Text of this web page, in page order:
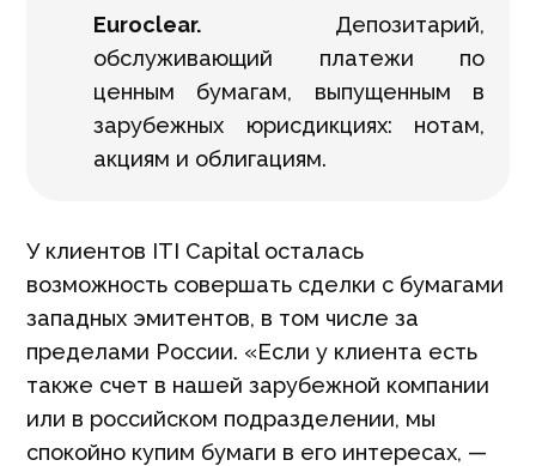
Euroclear. Депозитарий,
обслуживающий платежи по
ценным бумагам, выпущенным в
зарубежных юрисдикциях: нотам,
акциям и облигациям.
У клиентов ITI Capital осталась
возможность совершать сделки с бумагами
западных эмитентов, в том числе за
пределами России. «Если у клиента есть
также счет в нашей зарубежной компании
или в российском подразделении, мы
спокойно купим бумаги в его интересах, —